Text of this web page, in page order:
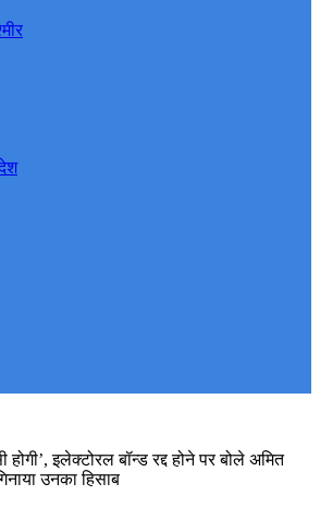
इलेक्टोरल बॉन्ड रद्द होने पर बोले अमित
उनका हिसाब